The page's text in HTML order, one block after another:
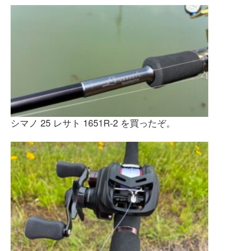
シマノ 25 レサト 1651R-2 を買ったぞ。